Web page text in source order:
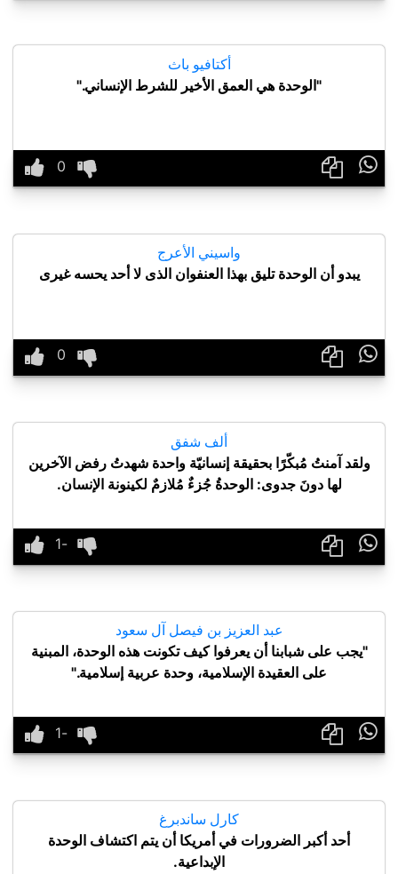
أكتافيو باث
"الوحدة هي العمق الأخير للشرط الإنساني."

واسيني الأعرج
يبدو أن الوحدة تليق بهذا العنفوان الذى لا أحد يحسه غيرى

ألف شفق
ولقد آمنتُ مُبكّرًا بحقيقة إنسانيّة واحدة شهدتُ رفض اﻵخرين
لها دونَ جدوى: الوحدةُ جُزءٌ مُلازمٌ لكينونة اﻹنسان.

عبد العزيز بن فيصل آل سعود
"يجب على شبابنا أن يعرفوا كيف تكونت هذه الوحدة، المبنية
على العقيدة الإسلامية، وحدة عربية إسلامية."

كارل ساندبرغ
أحد أكبر الضرورات في أمريكا أن يتم اكتشاف الوحدة
الإبداعية.